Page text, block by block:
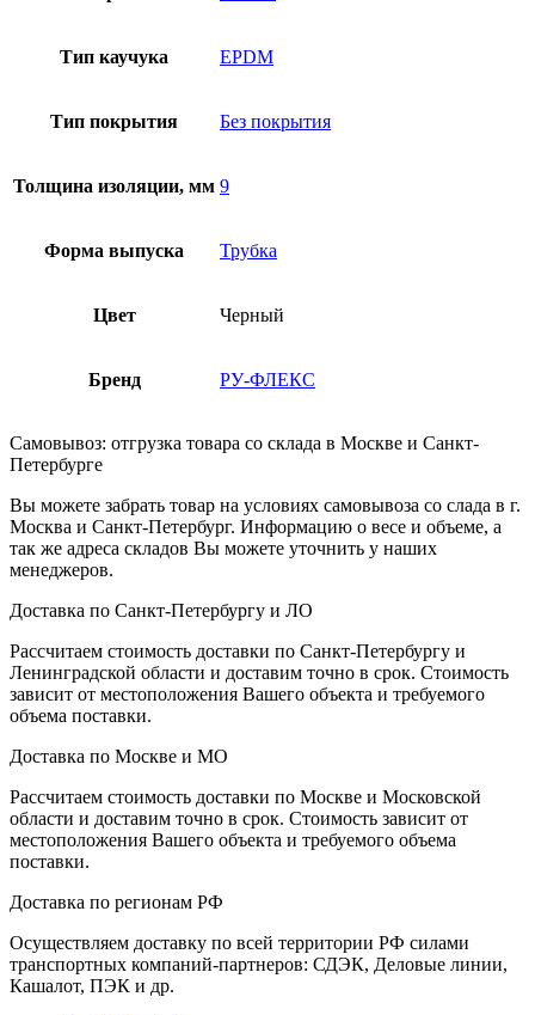
Тип каучука EPDM
Тип покрытия Без покрытия
Толщина изоляции, мм 9
Форма выпуска Трубка
Цвет Черный
Бренд РУ-ФЛЕКС
Самовывоз: отгрузка товара со склада в Москве и Санкт-
Петербурге
Вы можете забрать товар на условиях самовывоза со слада в г.
Москва и Санкт-Петербург. Информацию о весе и объеме, а
так же адреса складов Вы можете уточнить у наших
менеджеров.
Доставка по Санкт-Петербургу и ЛО
Рассчитаем стоимость доставки по Санкт-Петербургу и
Ленинградской области и доставим точно в срок. Стоимость
зависит от местоположения Вашего объекта и требуемого
объема поставки.
Доставка по Москве и МО
Рассчитаем стоимость доставки по Москве и Московской
области и доставим точно в срок. Стоимость зависит от
местоположения Вашего объекта и требуемого объема
поставки.
Доставка по регионам РФ
Осуществляем доставку по всей территории РФ силами
транспортных компаний-партнеров: СДЭК, Деловые линии,
Кашалот, ПЭК и др.